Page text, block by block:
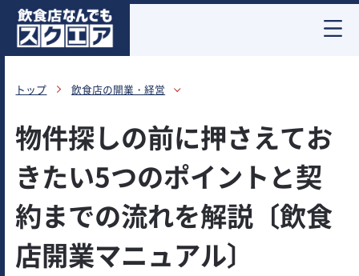
トップ 飲食店の開業・経営
物件探しの前に押さえてお
きたい5つのポイントと契
約までの流れを解説〔飲食
店開業マニュアル〕